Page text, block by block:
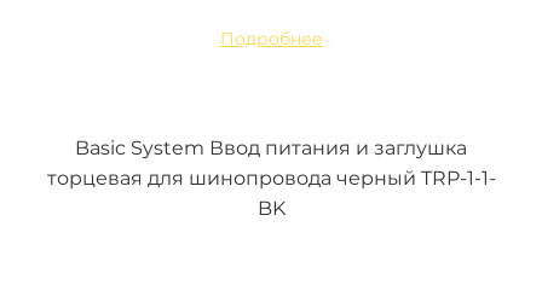
Подробнее
Basic System Ввод питания и заглушка
торцевая для шинопровода черный TRP-1-1-
BK